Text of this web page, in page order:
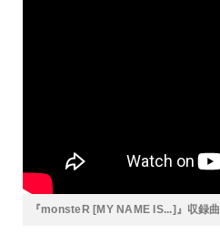
『monsteR [MY NAME IS...]』収録曲